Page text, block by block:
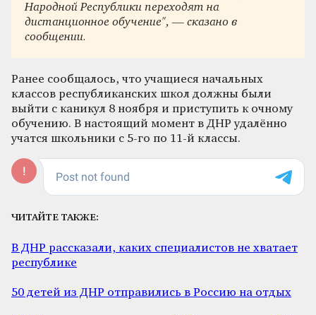
Народной Республики переходят на
дистанционное обучение", — сказано в
сообщении.
Ранее сообщалось, что учащиеся начальных
классов республиканских школ должны были
выйти с каникул 8 ноября и приступить к очному
обучению. В настоящий момент в ДНР удалённо
учатся школьники с 5-го по 11-й классы.
ЧИТАЙТЕ ТАКЖЕ:
В ДНР рассказали, каких специалистов не хватает
республике
50 детей из ДНР отправились в Россию на отдых